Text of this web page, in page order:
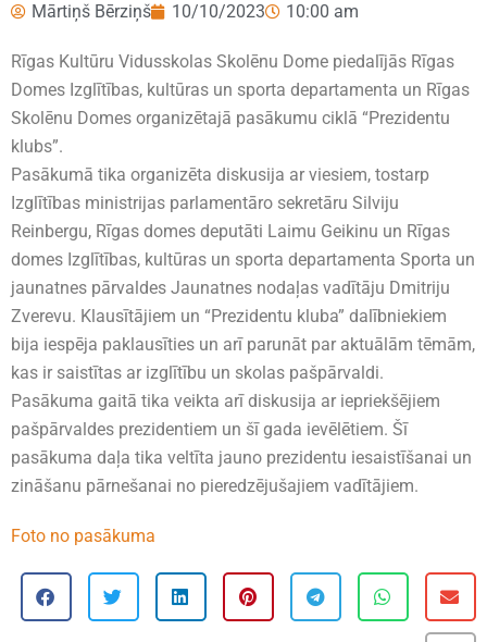
Mārtiņš Bērziņš 10/10/2023 10:00 am
Rīgas Kultūru Vidusskolas Skolēnu Dome piedalījās Rīgas
Domes Izglītības, kultūras un sporta departamenta un Rīgas
Skolēnu Domes organizētajā pasākumu ciklā “Prezidentu
klubs”.
Pasākumā tika organizēta diskusija ar viesiem, tostarp
Izglītības ministrijas parlamentāro sekretāru Silviju
Reinbergu, Rīgas domes deputāti Laimu Geikinu un Rīgas
domes Izglītības, kultūras un sporta departamenta Sporta un
jaunatnes pārvaldes Jaunatnes nodaļas vadītāju Dmitriju
Zverevu. Klausītājiem un “Prezidentu kluba” dalībniekiem
bija iespēja paklausīties un arī parunāt par aktuālām tēmām,
kas ir saistītas ar izglītību un skolas pašpārvaldi.
Pasākuma gaitā tika veikta arī diskusija ar iepriekšējiem
pašpārvaldes prezidentiem un šī gada ievēlētiem. Šī
pasākuma daļa tika veltīta jauno prezidentu iesaistīšanai un
zināšanu pārnešanai no pieredzējušajiem vadītājiem.
Foto no pasākuma